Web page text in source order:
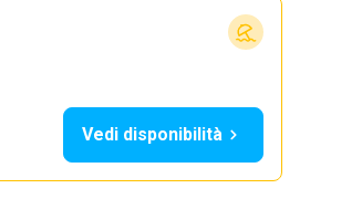
Vedi disponibilità